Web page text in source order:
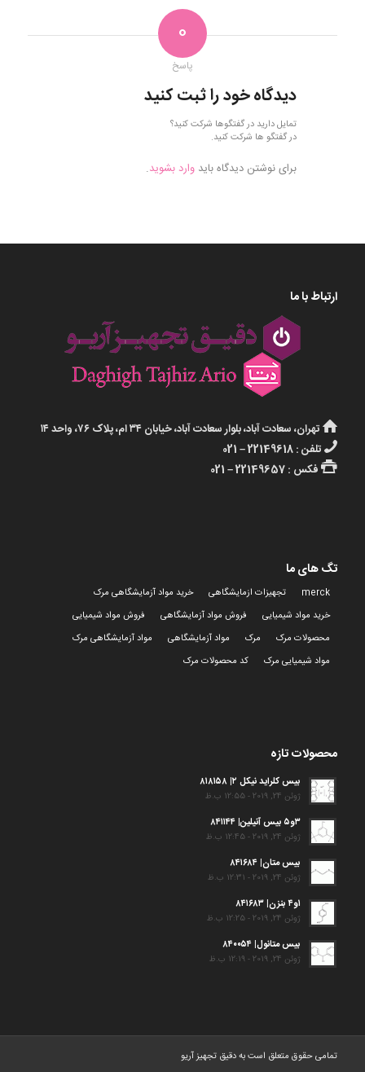
0
پاسخ
دیدگاه خود را ثبت کنید
تمایل دارید در گفتگوها شرکت کنید؟
در گفتگو ها شرکت کنید.
برای نوشتن دیدگاه باید وارد بشوید.
ارتباط با ما
تهران، سعادت آباد، بلوار سعادت آباد، خیابان ۳۴ ام، پلاک ۷۶، واحد ۱۴
تلفن : 22149618 – 021
فکس : 22149657 – 021
تگ های ما
merck تجهیزات ازمایشگاهی
خرید مواد آزمایشگاهی مرک
خرید مواد شیمیایی
فروش مواد آزمایشگاهی
فروش مواد شیمیایی
محصولات مرک
مرک مواد آزمایشگاهی
مواد آزمایشگاهی مرک
مواد شیمیایی مرک
کد محصولات مرک
محصولات تازه
بیس کلراید نیکل ۲| ۸۱۸۱۵۸
ژوئن 24, 2019 - 12:55 ب.ظ
۳و۵ بیس آنیلین| ۸۴۱۱۴۴
ژوئن 24, 2019 - 12:45 ب.ظ
بیس متان| ۸۴۱۶۸۴
ژوئن 24, 2019 - 12:31 ب.ظ
۱و۴ بنزن| ۸۴۱۶۸۳
ژوئن 24, 2019 - 12:25 ب.ظ
بیس متانول| ۸۴۰۰۵۴
ژوئن 24, 2019 - 12:19 ب.ظ
تمامی حقوق متعلق است به دقیق تجهیز آریو